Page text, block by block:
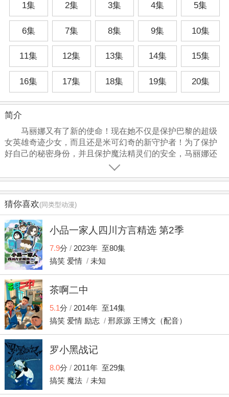
1集
2集 3集 4集 5集
6集 7集 8集 9集 10集
11集 12集 13集 14集 15集
16集 17集 18集 19集 20集
简介
马丽娜又有了新的使命！现在她不仅是保护巴黎的超级
女英雄奇迹少女，而且还是米可幻奇的新守护者！为了保护
好自己的秘密身份，并且保护魔法精灵们的安全，马丽娜还
要刻意避开好友阿雅和卢凯，因此造成了不少的误会，承受
着很大的压力。重要的责任让马丽娜自顾不暇，与艾俊也疏
有蝴蝶及孔雀米可幻奇的影魔蝶，马丽娜需要付出双倍的努
力来隐藏自己的秘密，奇迹少女需要变得更强大！奇迹少
女、黑猫罗尔以及他们的伙伴们将组成新的英雄联盟，继续
他们的使命，保卫这座他们热爱的城市！
猜你喜欢(同类型动漫)
小品一家人四川方言精选 第2季
7.9分 /2023年 至80集
搞笑 爱情 /未知
茶啊二中
5.1分 /2014年 至14集
搞笑 爱情 励志 / 邢原源 王博文（配音）
罗小黑战记
8.0分 /2011年 至29集
搞笑 魔法 /未知